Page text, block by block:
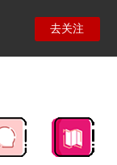
去关注
“梦想靠岸”招商银行南宁分行2021春季校园招聘